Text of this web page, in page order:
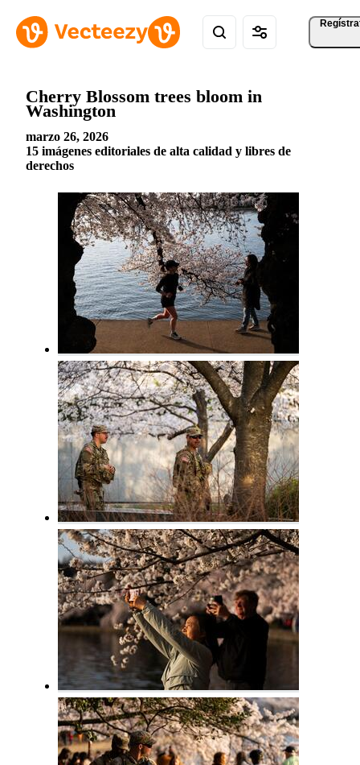
Cherry Blossom trees bloom in
Washington
marzo 26, 2026
15 imágenes editoriales de alta calidad y libres de
derechos